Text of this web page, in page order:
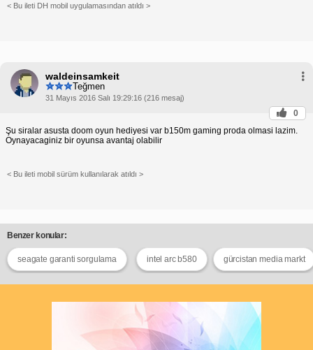
< Bu ileti DH mobil uygulamasından atıldı >
waldeinsamkeit
Teğmen
31 Mayıs 2016 Salı 19:29:16 (216 mesaj)
0
Şu siralar asusta doom oyun hediyesi var b150m gaming proda olmasi lazim.
Oynayacaginiz bir oyunsa avantaj olabilir
< Bu ileti mobil sürüm kullanılarak atıldı >
Benzer konular:
seagate garanti sorgulama intel arc b580 gürcistan media markt